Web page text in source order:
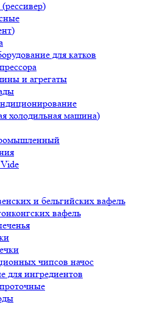
для катков
и агрегаты
холодильная машина)
и бельгийских вафель
вафель
чипсов начос
для ингредиентов